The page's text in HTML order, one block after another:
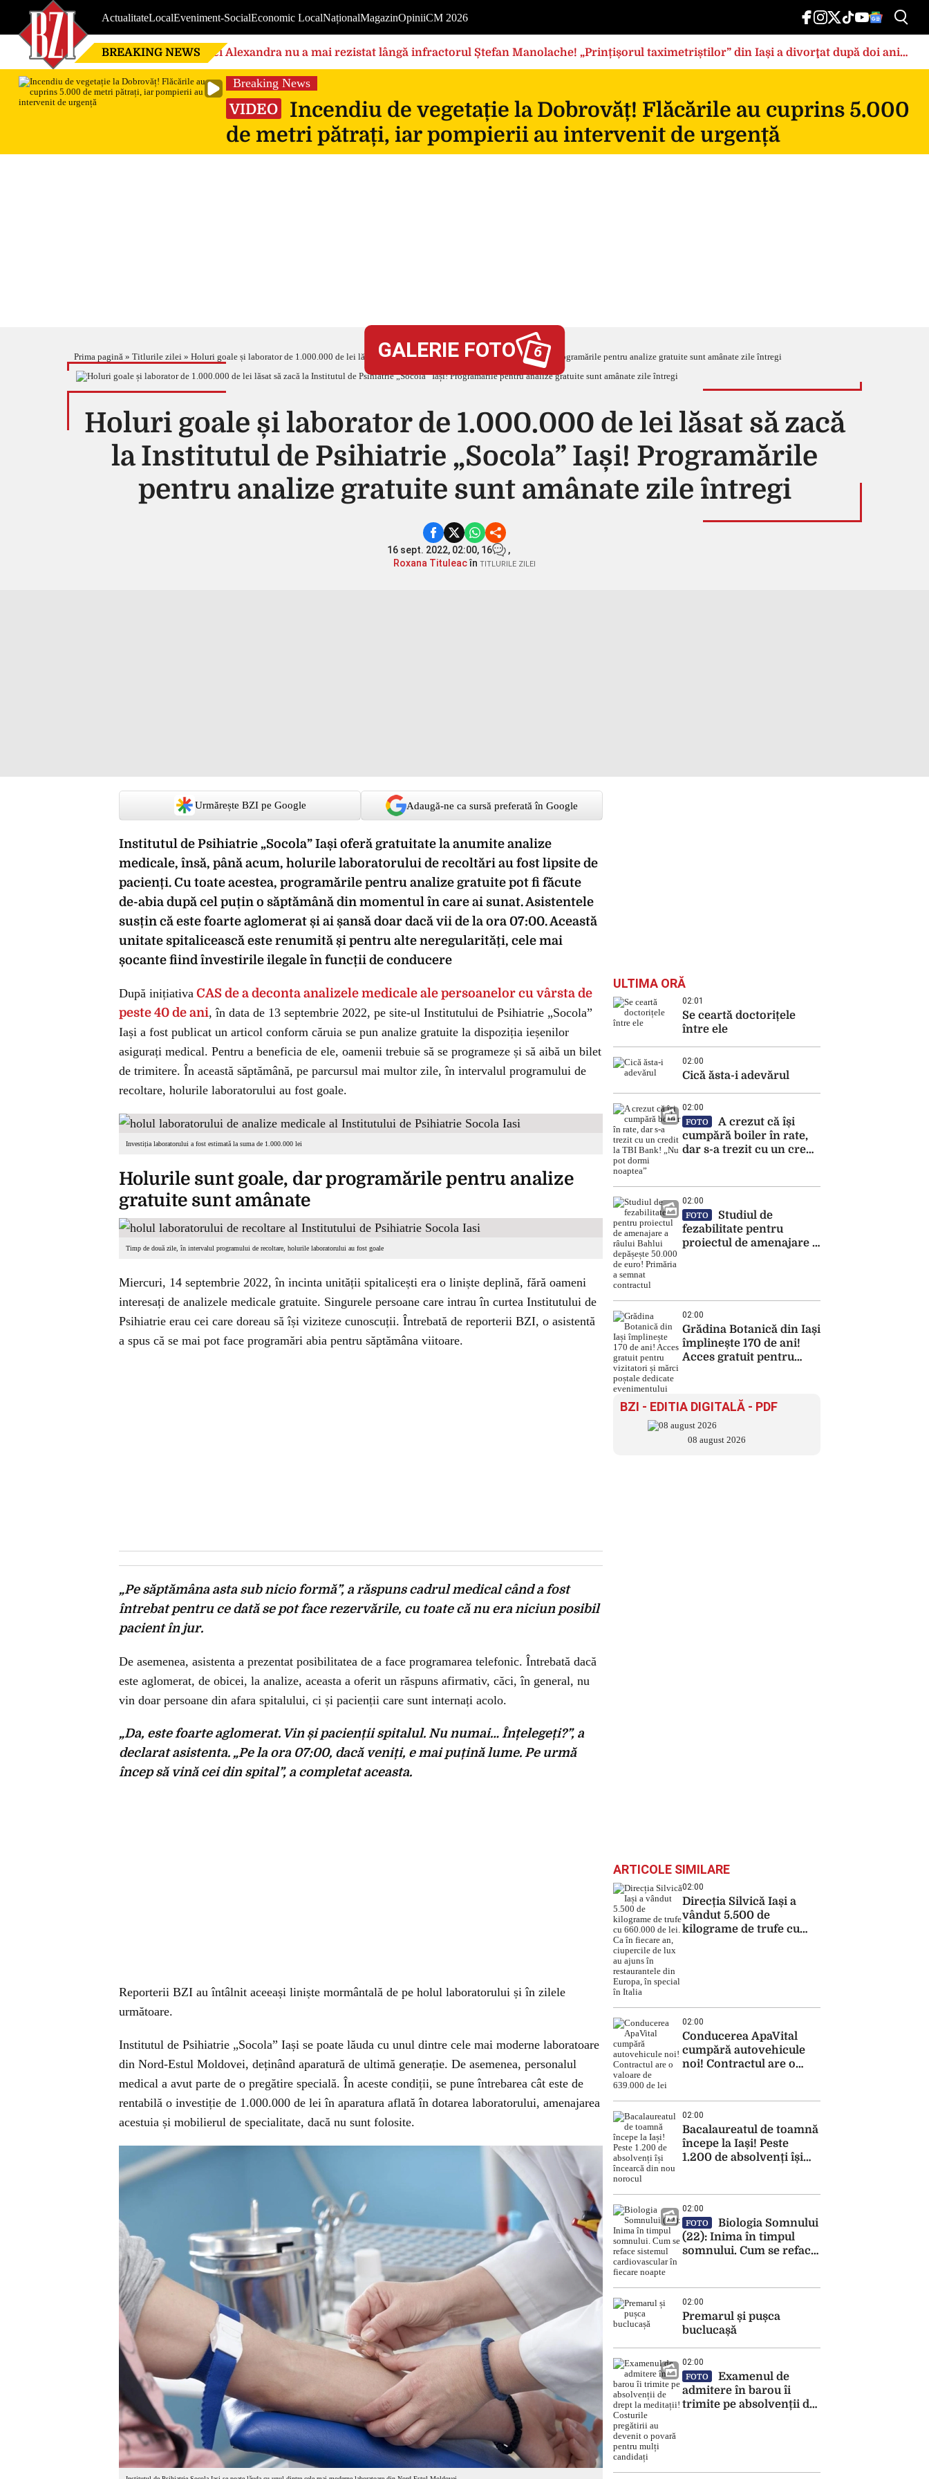
ActualitateLocalEveniment-SocialEconomic LocalNaționalMagazinOpiniiCM 2026
BREAKING NEWS Nici Alexandra nu a mai rezistat lângă infractorul Ștefan Manolache! „Prințișorul taximetriștilor” din Iași a divorţat după doi ani
de căsnicie
Breaking News
VIDEO
Incendiu de vegetație la Dobrovăț! Flăcările au cuprins 5.000
de metri pătrați, iar pompierii au intervenit de urgență
Prima pagină » Titlurile zilei » Holuri goale și laborator de 1.000.000 de lei lăsat să zacă la Institutul de Psihiatrie „Socola” Iași! Programările pentru analize gratuite sunt amânate zile întregi
GALERIE FOTO 6
Holuri goale și laborator de 1.000.000 de lei lăsat să zacă
la Institutul de Psihiatrie „Socola” Iași! Programările
pentru analize gratuite sunt amânate zile întregi
16 sept. 2022, 02:00, 16
,
Roxana Tituleacîn TITLURILE ZILEI
Urmărește BZI pe Google Adaugă-ne ca sursă preferată în Google
Institutul de Psihiatrie „Socola” Iași oferă gratuitate la anumite analize
medicale, însă, până acum, holurile laboratorului de recoltări au fost lipsite de
pacienți. Cu toate acestea, programările pentru analize gratuite pot fi făcute
de-abia după cel puțin o săptămână din momentul în care ai sunat. Asistentele
susțin că este foarte aglomerat și ai șansă doar dacă vii de la ora 07:00. Această
unitate spitalicească este renumită și pentru alte neregularități, cele mai
șocante fiind învestirile ilegale în funcții de conducere
După inițiativa CAS de a deconta analizele medicale ale persoanelor cu vârsta de
peste 40 de ani, în data de 13 septembrie 2022, pe site-ul Institutului de Psihiatrie „Socola”
Iași a fost publicat un articol conform căruia se pun analize gratuite la dispoziția ieșenilor
asigurați medical. Pentru a beneficia de ele, oamenii trebuie să se programeze și să aibă un bilet
de trimitere. În această săptămână, pe parcursul mai multor zile, în intervalul programului de
recoltare, holurile laboratorului au fost goale.
Investiția laboratorului a fost estimată la suma de 1.000.000 lei
Holurile sunt goale, dar programările pentru analize
gratuite sunt amânate
Timp de două zile, în intervalul programului de recoltare, holurile laboratorului au fost goale
Miercuri, 14 septembrie 2022, în incinta unității spitalicești era o liniște deplină, fără oameni
interesați de analizele medicale gratuite. Singurele persoane care intrau în curtea Institutului de
Psihiatrie erau cei care doreau să își viziteze cunoscuții. Întrebată de reporterii BZI, o asistentă
a spus că se mai pot face programări abia pentru săptămâna viitoare.
„Pe săptămâna asta sub nicio formă”, a răspuns cadrul medical când a fost
întrebat pentru ce dată se pot face rezervările, cu toate că nu era niciun posibil
pacient în jur.
De asemenea, asistenta a prezentat posibilitatea de a face programarea telefonic. Întrebată dacă
este aglomerat, de obicei, la analize, aceasta a oferit un răspuns afirmativ, căci, în general, nu
vin doar persoane din afara spitalului, ci și pacienții care sunt internați acolo.
„Da, este foarte aglomerat. Vin și pacienții spitalul. Nu numai… Înțelegeți?”, a
declarat asistenta. „Pe la ora 07:00, dacă veniți, e mai puțină lume. Pe urmă
încep să vină cei din spital”, a completat aceasta.
Reporterii BZI au întâlnit aceeași liniște mormântală de pe holul laboratorului și în zilele
următoare.
Institutul de Psihiatrie „Socola” Iași se poate lăuda cu unul dintre cele mai moderne laboratoare
din Nord-Estul Moldovei, deținând aparatură de ultimă generație. De asemenea, personalul
medical a avut parte de o pregătire specială. În aceste condiții, se pune întrebarea cât este de
rentabilă o investiție de 1.000.000 de lei în aparatura aflată în dotarea laboratorului, amenajarea
acestuia și mobilierul de specialitate, dacă nu sunt folosite.
ULTIMA ORĂ
02:01
Se ceartă doctorițele
între ele
02:00
Cică ăsta-i adevărul
02:00
FOTO
A crezut că își
cumpără boiler în rate,
dar s-a trezit cu un credit
02:00
FOTO
Studiul de
fezabilitate pentru
proiectul de amenajare a
02:00
Grădina Botanică din Iași
împlinește 170 de ani!
Acces gratuit pentru
evenimentului
BZI - EDITIA DIGITALĂ - PDF
08 august 2026
ARTICOLE SIMILARE
02:00
Direcția Silvică Iași a
vândut 5.500 de
kilograme de trufe cu
Italia
02:00
Conducerea ApaVital
cumpără autovehicule
noi! Contractul are o
02:00
Bacalaureatul de toamnă
începe la Iași! Peste
1.200 de absolvenți își
02:00
FOTO
Biologia Somnului
(22): Inima în timpul
somnului. Cum se reface
02:00
Premarul și pușca
buclucașă
02:00
FOTO
Examenul de
admitere în barou îi
trimite pe absolvenții de